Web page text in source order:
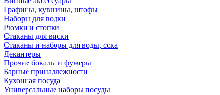
Графины, кувшины, штофы
Наборы для водки
Рюмки и стопки
Стаканы для виски
Стаканы и наборы для воды, сока
Декантеры
Прочие бокалы и фужеры
Барные принадлежности
Кухонная посуда
Универсальные наборы посуды